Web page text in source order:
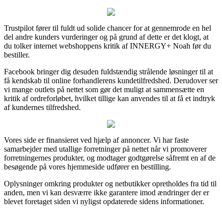
Trustpilot fører til fuldt ud solide chancer for at gennemrode en hel
del andre kunders vurderinger og på grund af dette er det klogt, at
du tolker internet webshoppens kritik af INNERGY+ Noah før du
bestiller.
Facebook bringer dig desuden fuldstændig strålende løsninger til at
få kendskab til online forhandlerens kundetilfredshed. Derudover ser
vi mange outlets på nettet som gør det muligt at sammensætte en
kritik af ordreforløbet, hvilket tillige kan anvendes til at få et indtryk
af kundernes tilfredshed.
Vores side er finansieret ved hjælp af annoncer. Vi har faste
samarbejder med utallige forretninger på nettet når vi promoverer
forretningernes produkter, og modtager godtgørelse såfremt en af de
besøgende på vores hjemmeside udfører en bestilling.
Oplysninger omkring produkter og netbutikker opretholdes fra tid til
anden, men vi kan desværre ikke garantere imod ændringer der er
blevet foretaget siden vi nyligst opdaterede sidens informationer.